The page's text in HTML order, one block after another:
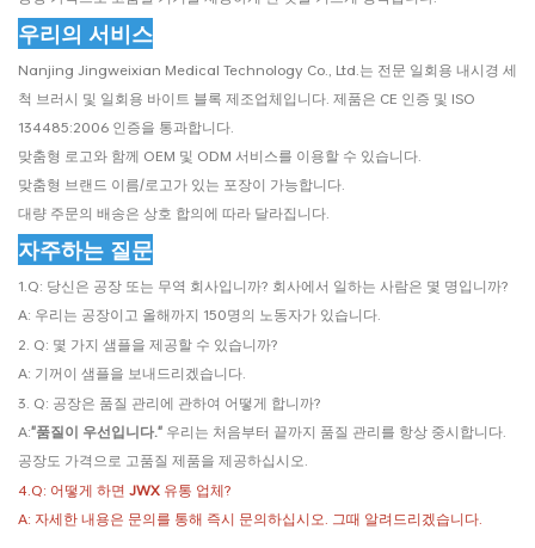
우리의 서비스
Nanjing Jingweixian Medical Technology Co., Ltd.는 전문 일회용 내시경 세
척 브러시 및 일회용 바이트 블록 제조업체입니다. 제품은 CE 인증 및 ISO
134485:2006 인증을 통과합니다.
맞춤형 로고와 함께 OEM 및 ODM 서비스를 이용할 수 있습니다.
맞춤형 브랜드 이름/로고가 있는 포장이 가능합니다.
대량 주문의 배송은 상호 합의에 따라 달라집니다.
자주하는 질문
1.Q: 당신은 공장 또는 무역 회사입니까? 회사에서 일하는 사람은 몇 명입니까?
A: 우리는 공장이고 올해까지 150명의 노동자가 있습니다.
2. Q: 몇 가지 샘플을 제공할 수 있습니까?
A: 기꺼이 샘플을 보내드리겠습니다.
3. Q: 공장은 품질 관리에 관하여 어떻게 합니까?
A:"품질이 우선입니다." 우리는 처음부터 끝까지 품질 관리를 항상 중시합니다.
공장도 가격으로 고품질 제품을 제공하십시오.
4.Q: 어떻게 하면 JWX 유통 업체?
A: 자세한 내용은 문의를 통해 즉시 문의하십시오. 그때 알려드리겠습니다.